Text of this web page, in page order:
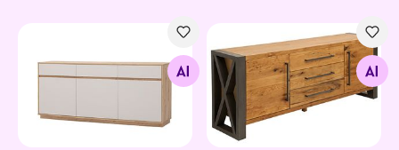
Kummut Thor
Otsi sarnaseid